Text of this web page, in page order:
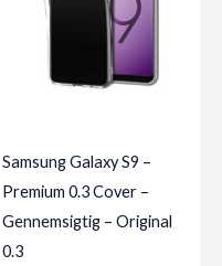
Samsung Galaxy S9 –
Premium 0.3 Cover –
Gennemsigtig – Original
0.3